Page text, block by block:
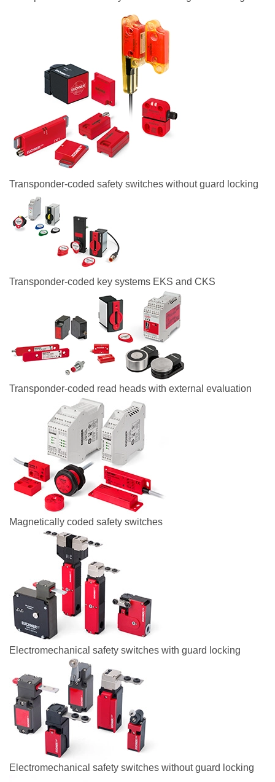
Transponder-coded safety switches without guard locking
Transponder-coded key systems EKS and CKS
Transponder-coded read heads with external evaluation
Magnetically coded safety switches
Electromechanical safety switches with guard locking
Electromechanical safety switches without guard locking